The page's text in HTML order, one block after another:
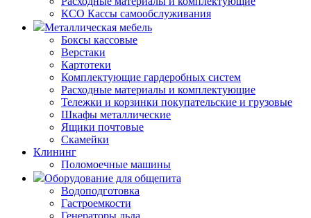
КСО Кассы самообслуживания
Металлическая мебель
Боксы кассовые
Верстаки
Картотеки
Комплектующие гардеробных систем
Расходные материалы и комплектующие
Тележки и корзинки покупательские и грузовые
Шкафы металлические
Ящики почтовые
Скамейки
Клининг
Поломоечные машины
Оборудование для общепита
Водоподготовка
Гастроемкости
Генераторы льда